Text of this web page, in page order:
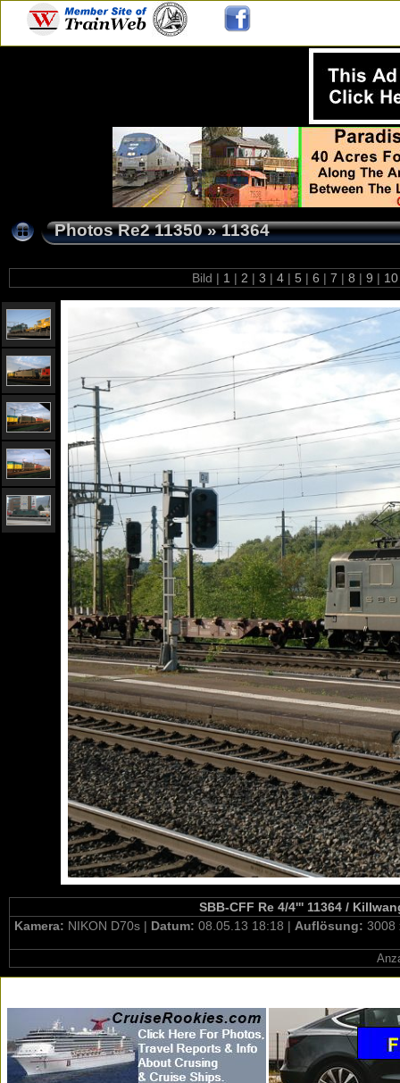
Photos Re2 11350»11364
Bild | 1 | 2 | 3 | 4 | 5 | 6 | 7 | 8 | 9 |
SBB-CFF Re 4/4''' 11364 /
Kamera: NIKON D70s | Datum: 08.05.13 18:18 | Auflösung: 3008